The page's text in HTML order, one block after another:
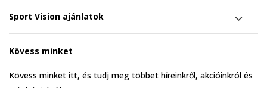
Sport Vision ajánlatok
Kövess minket
Kövess minket itt, és tudj meg többet híreinkről, akcióinkról és